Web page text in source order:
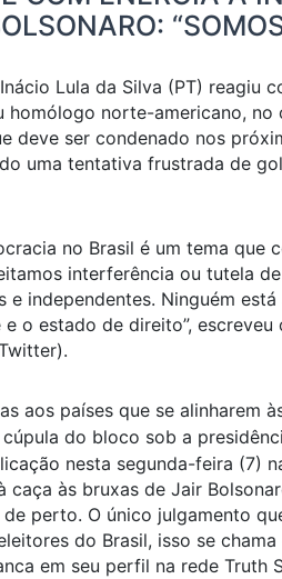
Lula da Silva (PT) reagiu
homólogo norte-americano,
deve ser condenado nos
uma tentativa frustrada de
no Brasil é um tema que
interferência ou tutela
e independentes. Ninguém
o estado de direito”,
aos países que se alinharem
do bloco sob a
nesta segunda-feira (7)
caça às bruxas de Jair
perto. O único julgamento
do Brasil, isso se
em seu perfil na rede Truth